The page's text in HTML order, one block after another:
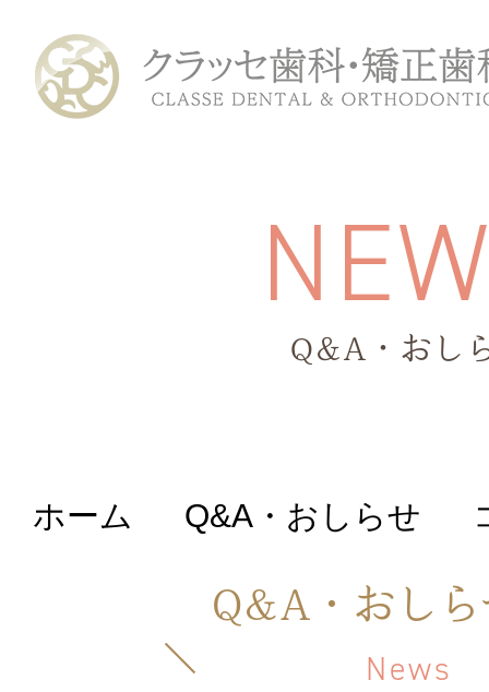
初めての方へ
医院について
Q&A・おし
NE
ホーム Q&A・おしらせ
Q&A・おし
News